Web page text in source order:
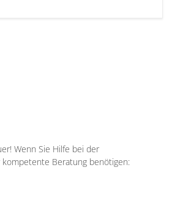
Wenn Sie Hilfe bei der
Beratung benötigen: